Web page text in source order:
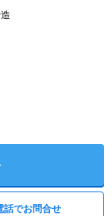
話でお問合せ